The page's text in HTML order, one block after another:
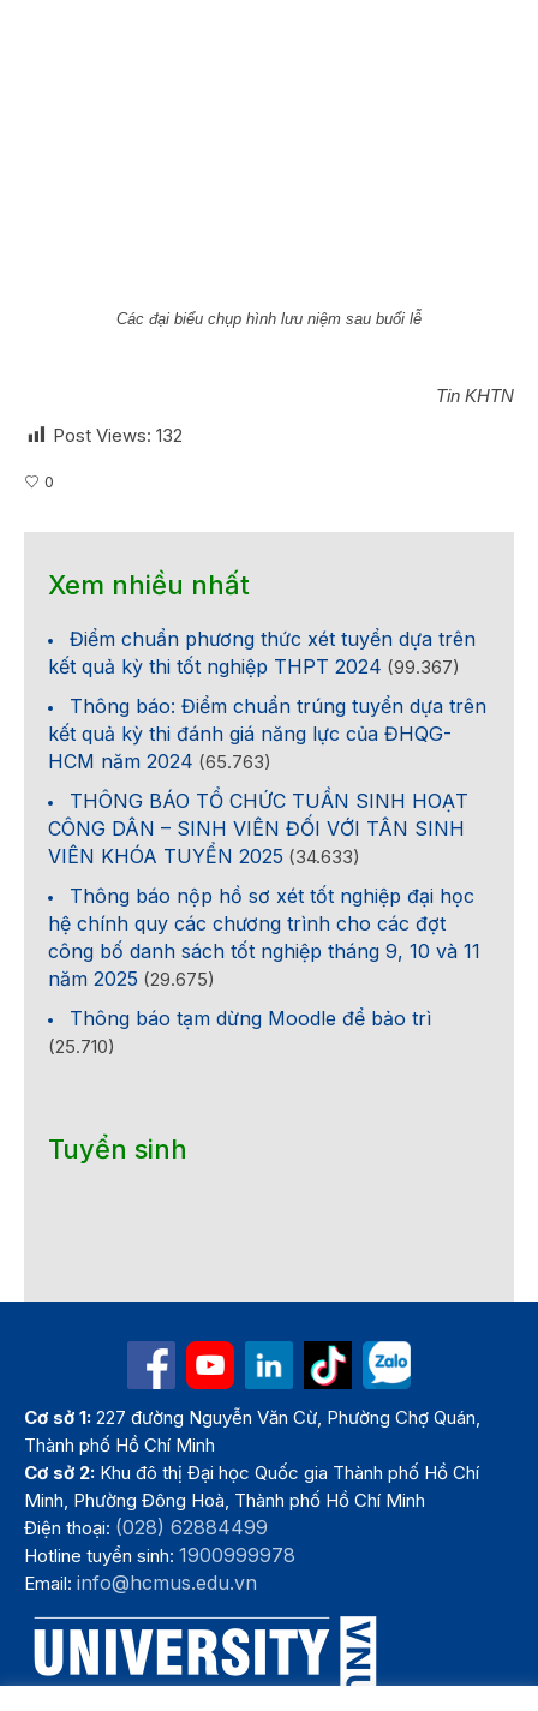
Các đại biểu chụp hình lưu niệm sau buổi lễ
Tin KHTN
Post Views: 132
0
Xem nhiều nhất
Điểm chuẩn phương thức xét tuyển dựa trên
kết quả kỳ thi tốt nghiệp THPT 2024 (99.367)
Thông báo: Điểm chuẩn trúng tuyển dựa trên
kết quả kỳ thi đánh giá năng lực của ĐHQG-
HCM năm 2024 (65.763)
THÔNG BÁO TỔ CHỨC TUẦN SINH HOẠT
CÔNG DÂN – SINH VIÊN ĐỐI VỚI TÂN SINH
VIÊN KHÓA TUYỂN 2025 (34.633)
Thông báo nộp hồ sơ xét tốt nghiệp đại học
hệ chính quy các chương trình cho các đợt
công bố danh sách tốt nghiệp tháng 9, 10 và 11
năm 2025 (29.675)
Thông báo tạm dừng Moodle để bảo trì
(25.710)
Tuyển sinh
Cơ sở 1: 227 đường Nguyễn Văn Cừ, Phường Chợ Quán,
Thành phố Hồ Chí Minh
Cơ sở 2: Khu đô thị Đại học Quốc gia Thành phố Hồ Chí
Minh, Phường Đông Hoà, Thành phố Hồ Chí Minh
Điện thoại: (028) 62884499
Hotline tuyển sinh:1900999978
Email:info@hcmus.edu.vn